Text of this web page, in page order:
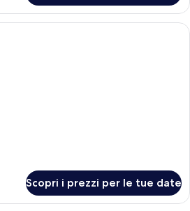
1 camera, una cassaforte in camera,
Scopri i prezzi per le tue date